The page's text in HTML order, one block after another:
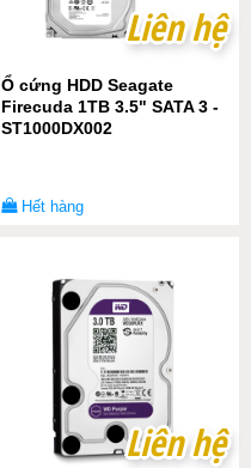
Liên hệ
Liên hệ
Ổ cứng HDD Seagate
Firecuda 1TB 3.5" SATA 3 -
ST1000DX002
Hết hàng
Liên hệ
Liên hệ